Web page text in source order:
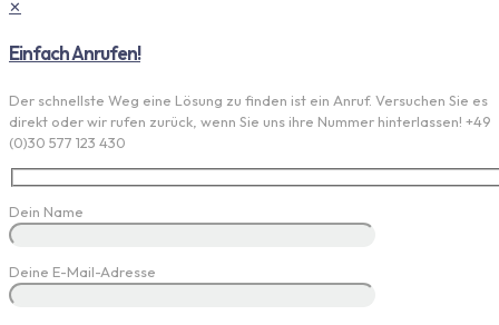
✕
Einfach Anrufen!
Der schnellste Weg eine Lösung zu finden ist ein Anruf. Versuchen Sie es
direkt oder wir rufen zurück, wenn Sie uns ihre Nummer hinterlassen! +49
(0)30 577 123 430
Dein Name
Deine E-Mail-Adresse